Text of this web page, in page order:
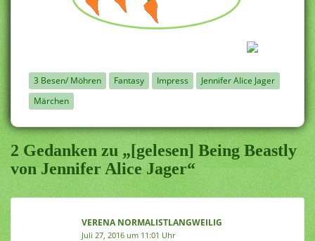
3 Besen/ Möhren Fantasy Impress
Jennifer Alice Jager
Märchen
2 Gedanken zu „[gelesen] Being Beastly
von Jennifer Alice Jager“
VERENA NORMALISTLANGWEILIG
Juli 27, 2016 um 11:01 Uhr